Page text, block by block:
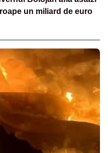
un miliard de euro